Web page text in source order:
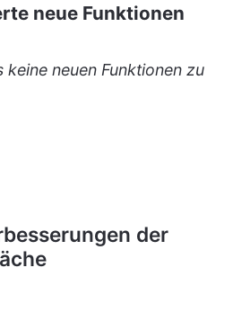
neue Funktionen
keine neuen Funktionen zu
der